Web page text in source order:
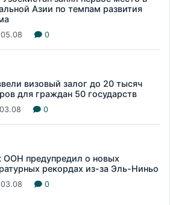
Азии по темпам развития
0
визовый залог до 20 тысяч
для граждан 50 государств
0
ООН предупредил о новых
рекордах из-за Эль-Ниньо
0